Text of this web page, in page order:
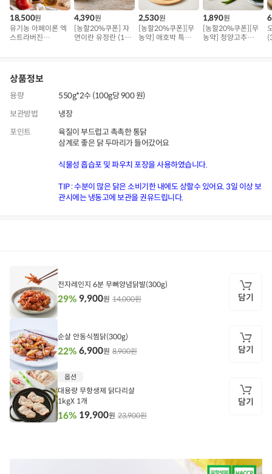
18,500원
유기농 아페이론 엑
스트라버진
4,390원
[농할20%쿠폰] 자
연이란 유정란 (10
2,530원
[농할20%쿠폰][무
농약] 애호박 특품
1,890원
[농할20%쿠폰][무
농약] 청양고추
상품정보
용량
550g*2수 (100g당 900 원)
보관방법
냉장
포인트
육질이 부드럽고 촉촉한 통닭
삼계로 좋은 닭 두마리가 들어갔어요
식물성 흡습포 및 파우치 포장을 사용하였습니다.
TIP : 수분이 많은 닭은 소비기한 내에도 상할수 있어요. 3일 이상 보
관시에는 냉동고에 보관을 권유드립니다.
보
담
전자레인지 6분 무뼈양념닭발(300g)
14,000원
29% 9,900원 담기
담
기
순살 안동식찜닭(300g)
8,900원
22% 6,900원 담기
담
옵션
대용량 무항생제 닭다리살
1kgX 1개
23,900원
16% 19,900원
담기